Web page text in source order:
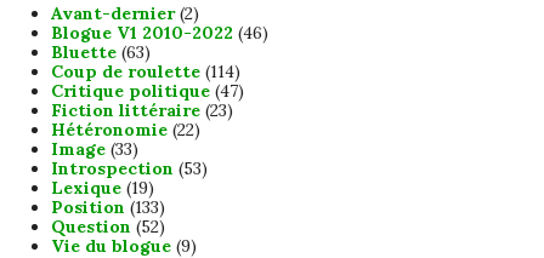
Avant-dernier(2)
Blogue V1 2010-2022 (46)
Bluette(63)
Coup de roulette(114)
Critique politique(47)
Fiction littéraire(23)
Hétéronomie(22)
Image(33)
Introspection (53)
Lexique(19)
Position (133)
Question (52)
Vie du blogue(9)